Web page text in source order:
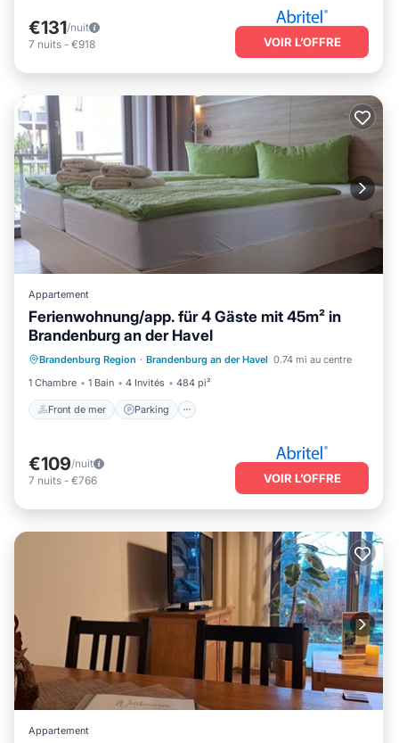
€131/nuit
7 nuits - €918 VOIR L’OFFRE
Appartement
Ferienwohnung/app. für 4 Gäste mit 45m² in
Brandenburg an der Havel
Brandenburg Region · Brandenburg an der Havel 0.74 mi au centre
1 Chambre
1 Bain 4 Invités 484 pi²
Front de mer Parking
Front de mer
Parking
Vue sur l’océan
Balcon/Terrasse
€109/nuit
7 nuits - €766 VOIR L’OFFRE
Appartement